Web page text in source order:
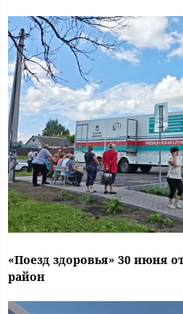
«Поезд здоровья» 30 июня
район